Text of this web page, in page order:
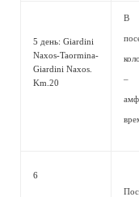
5 день: Giardini
Naxos-Taormina-
Giardini Naxos.
Km.20
В
–
6